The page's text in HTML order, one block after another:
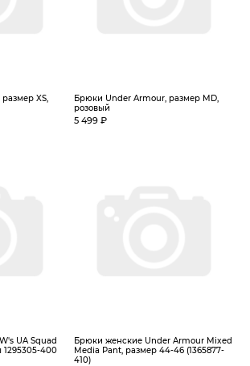
XS,
Брюки Under Armour, размер MD,
розовый
5 499 ₽
UA Squad
400
Брюки женские Under Armour Mixed
Media Pant, размер 44-46 (1365877-
410)